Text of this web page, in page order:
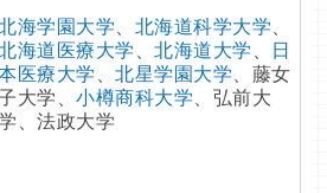
海学園大学、 北海道科学大学、
海道医療大学 、北海道大学 、 日
医療大学 、北星学園大学、藤女
大学、小樽商科大学、弘前大
、法政大学